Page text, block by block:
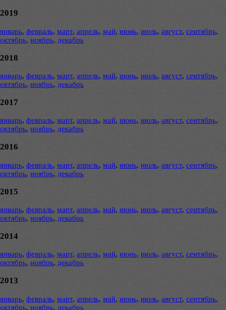
2019
январь, февраль, март, апрель, май, июнь, июль, август, сентябрь,
октябрь, ноябрь, декабрь
2018
январь, февраль, март, апрель, май, июнь, июль, август, сентябрь,
октябрь, ноябрь, декабрь
2017
январь, февраль, март, апрель, май, июнь, июль, август, сентябрь,
октябрь, ноябрь, декабрь
2016
январь, февраль, март, апрель, май, июнь, июль, август, сентябрь,
октябрь, ноябрь, декабрь
2015
январь, февраль, март, апрель, май, июнь, июль, август, сентябрь,
октябрь, ноябрь, декабрь
2014
январь, февраль, март, апрель, май, июнь, июль, август, сентябрь,
октябрь, ноябрь, декабрь
2013
январь, февраль, март, апрель, май, июнь, июль, август, сентябрь,
октябрь, ноябрь, декабрь